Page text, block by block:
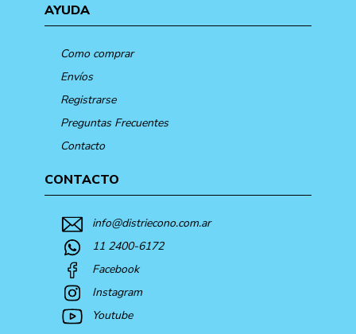
AYUDA
Como comprar
Envíos
Registrarse
Preguntas Frecuentes
Contacto
CONTACTO
info@distriecono.com.ar
11 2400-6172
Facebook
Instagram
Youtube